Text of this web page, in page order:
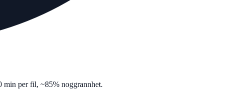
min per fil, ~85% noggrannhet.